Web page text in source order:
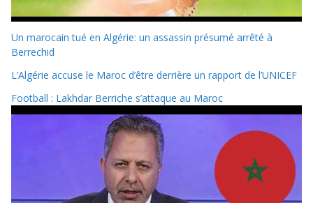
Un marocain tué en Algérie: un assassin présumé arrêté à
Berrechid
L’Algérie accuse le Maroc d’être derrière un rapport de l’UNICEF
Football : Lakhdar Berriche s’attaque au Maroc